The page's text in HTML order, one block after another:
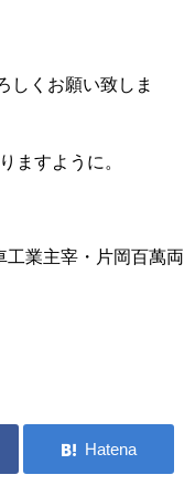
しくお願い致しま
ますように。
工業主宰・片岡百萬両